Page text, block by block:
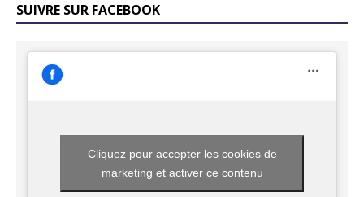
SUIVRE SUR FACEBOOK
Cliquez pour accepter les cookies de
marketing et activer ce contenu